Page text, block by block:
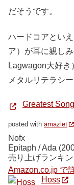
だそうです。
ハードコアとい
ア）が耳に親し
Lagwagon大好
メタルリテラシ
Greatest
posted with amazlet
Nofx
Epitaph / Ada
売り上げランキ
Amazon.co.jp で
Hoss